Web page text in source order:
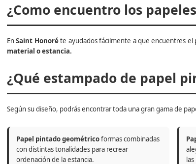
¿Como encuentro los
EnSaint Honoréte ayudados fácilmente a que encuentres el
material o estancia.
¿Qué estampado de papel
Según su diseño, podrás encontrar toda una gran gama de
Papel pintado geométricoformas combinadas
con distintas tonalidades para recrear
ordenación de la estancia.